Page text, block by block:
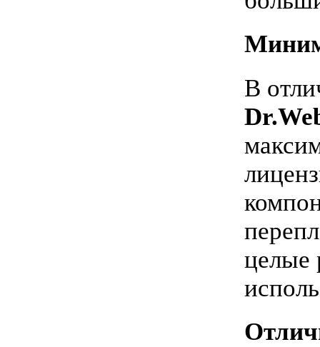
В
целые